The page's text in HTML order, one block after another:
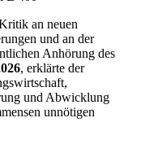
an neuen
und an der
Anhörung des
, erklärte der
und Abwicklung
unnötigen